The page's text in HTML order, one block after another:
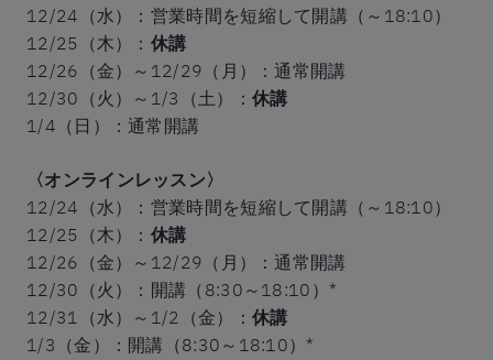
12/24（水）：営業時間を短縮して開講（～18:10）
12/25（木）： 休講
12/26（金）～12/29（月）：通常開講
12/30（火）～1/3（土）： 休講
1/4（日）：通常開講
〈オンラインレッスン〉
12/24（水）：営業時間を短縮して開講（～18:10）
12/25（木）： 休講
12/26（金）～12/29（月）：通常開講
12/30（火）：開講（8:30～18:10）*
12/31（水）～1/2（金）： 休講
1/3（金）：開講（8:30～18:10）*